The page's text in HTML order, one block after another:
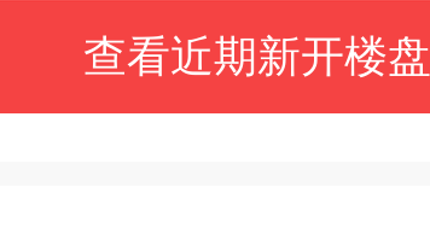
查看近期新开楼盘